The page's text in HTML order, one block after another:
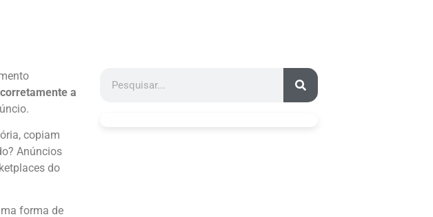
a
copiam
Anúncios
do
forma de